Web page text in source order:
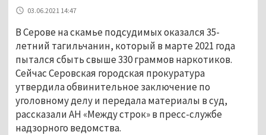
03.06.2021 14:47
В Серове на скамье подсудимых оказался 35-
летний тагильчанин, который в марте 2021 года
пытался сбыть свыше 330 граммов наркотиков.
Сейчас Серовская городская прокуратура
утвердила обвинительное заключение по
уголовному делу и передала материалы в суд,
рассказали АН «Между строк» в пресс-службе
надзорного ведомства.